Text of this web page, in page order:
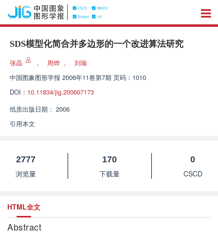
SDS模型化简合并多边形的一个改进算法研究
张晶 ， 周烨 ，
刘瑜
中国图象图形学报 2006年11卷第7期 页码：1010
DOI： 10.11834/jig.200607173
纸质出版日期： 2006
引用本文
2777
浏览量
170
下载量
0
CSCD
HTML全文
Abstract